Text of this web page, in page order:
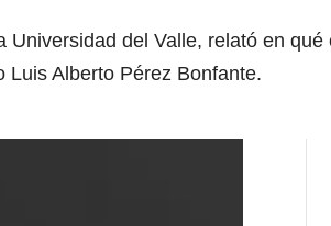
del Valle, relató en
Alberto Pérez Bonfante.